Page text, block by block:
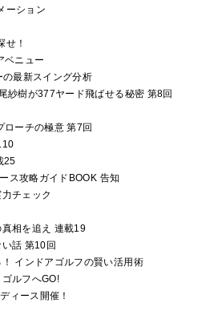
ーション
せ！
ベニュー
最新スイング分析
紗樹が377ヤード飛ばせる秘密 第8回
ローチの極意 第7回
25
ス攻略ガイドBOOK 告知
チェック
相を追え 連載19
話 第10回
インドアゴルフの賢い活用術
ルフへGO!
ィース開催！